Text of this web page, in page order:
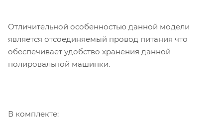
Отличительной особенностью данной модели
является отсоединяемый провод питания что
обеспечивает удобство хранения данной
полировальной машинки.
В комплекте: